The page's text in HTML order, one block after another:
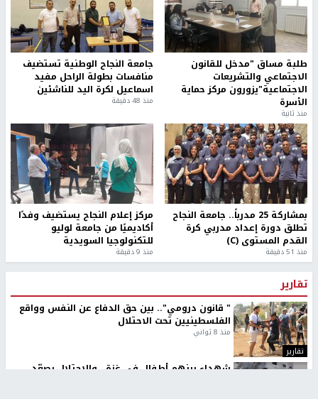
طلبة مساق "مدخل للقانون
الاجتماعي والتشريعات
الاجتماعية"يزورون مركز حماية
الأسرة
منذ ثانية
جامعة النجاح الوطنية تستضيف
منافسات بطولة الراحل مفيد
اسماعيل لكرة اليد للناشئين
منذ 48 دقيقة
بمشاركة 25 مدرباً.. جامعة النجاح
تطلق دورة إعداد مدربي كرة
القدم المستوى (C)
منذ 51 دقيقة
مركز إعلام النجاح يستضيف وفدًا
أكاديميًا من جامعة لوليو
للتكنولوجيا السويدية
منذ 9 دقيقة
تقارير
تقارير
" قانون درومي".. بين حق الدفاع عن النفس وواقع
الفلسطينيين تحت الاحتلال
منذ 8 ثواني
شهداء بينهم أطفال في غزة.. والاحتلال يصعّد